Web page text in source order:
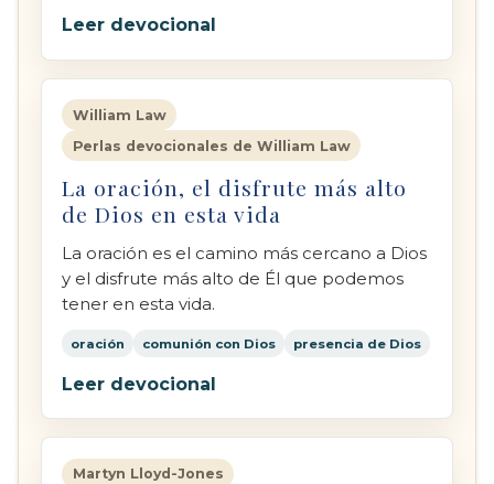
Leer devocional
William Law
Perlas devocionales de William Law
La oración, el disfrute más alto
de Dios en esta vida
La oración es el camino más cercano a Dios
y el disfrute más alto de Él que podemos
tener en esta vida.
oración comunión con Dios presencia de Dios
Leer devocional
Martyn Lloyd-Jones